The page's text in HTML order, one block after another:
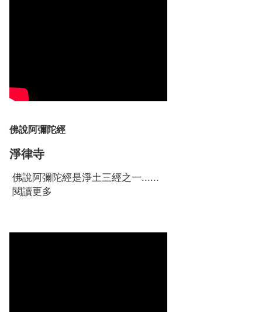
佛說阿彌陀經
淨律寺
佛說阿彌陀經是淨土三經之一......
閱讀更多